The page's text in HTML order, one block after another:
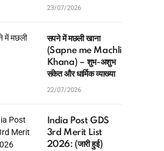
23/07/2026
सपने में मछली खाना
(Sapne me Machli
Khana) – शुभ-अशुभ
संकेत और धार्मिक व्याख्या
22/07/2026
India Post GDS
3rd Merit List
2026: (जारी हुई)